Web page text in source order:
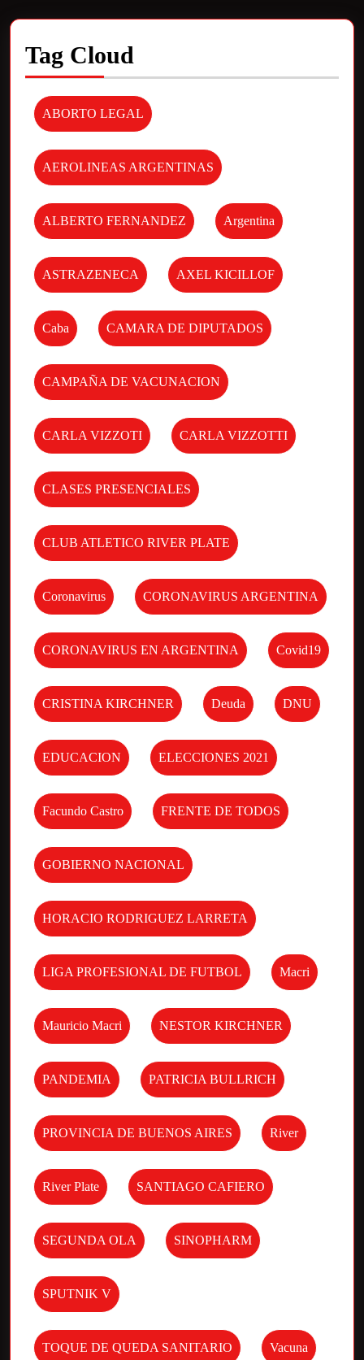
Tag Cloud
ABORTO LEGAL
AEROLINEAS ARGENTINAS
ALBERTO FERNANDEZ Argentina
ASTRAZENECA AXEL KICILLOF
Caba CAMARA DE DIPUTADOS
CAMPAÑA DE VACUNACION
CARLA VIZZOTI CARLA VIZZOTTI
CLASES PRESENCIALES
CLUB ATLETICO RIVER PLATE
Coronavirus CORONAVIRUS ARGENTINA
CORONAVIRUS EN ARGENTINA Covid19
CRISTINA KIRCHNER Deuda DNU
EDUCACION ELECCIONES 2021
Facundo Castro FRENTE DE TODOS
GOBIERNO NACIONAL
HORACIO RODRIGUEZ LARRETA
LIGA PROFESIONAL DE FUTBOL Macri
Mauricio Macri NESTOR KIRCHNER
PANDEMIA PATRICIA BULLRICH
PROVINCIA DE BUENOS AIRES River
River Plate SANTIAGO CAFIERO
SEGUNDA OLA SINOPHARM
SPUTNIK V
TOQUE DE QUEDA SANITARIO Vacuna